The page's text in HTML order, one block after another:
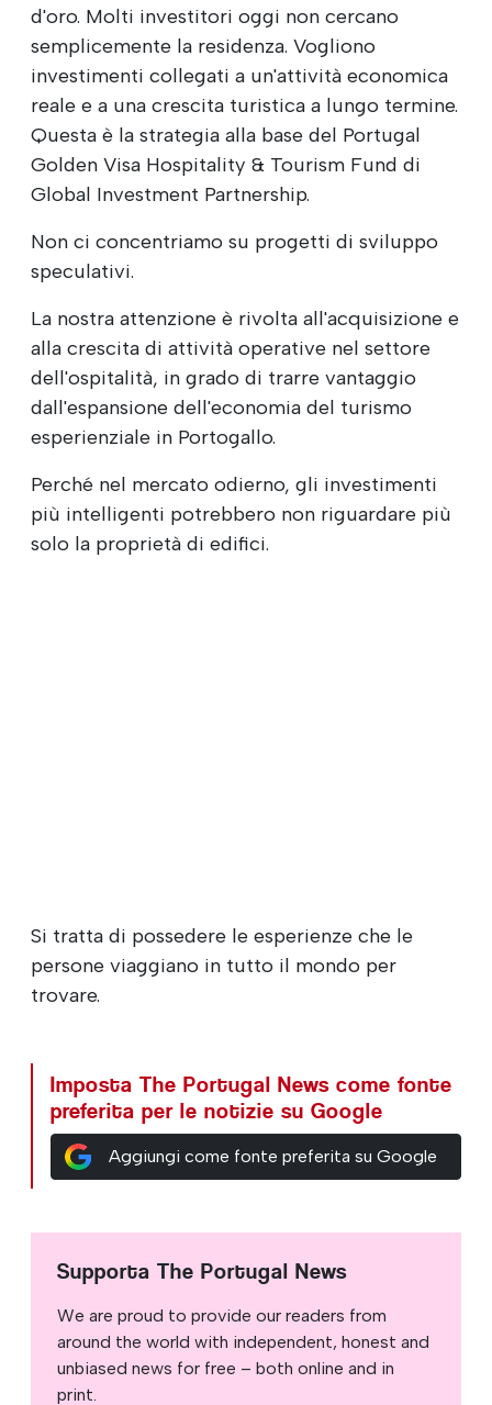
d'oro. Molti investitori oggi non cercano
semplicemente la residenza. Vogliono
investimenti collegati a un'attività economica
reale e a una crescita turistica a lungo termine.
Questa è la strategia alla base del Portugal
Golden Visa Hospitality & Tourism Fund di
Global Investment Partnership.
Non ci concentriamo su progetti di sviluppo
speculativi.
La nostra attenzione è rivolta all'acquisizione e
alla crescita di attività operative nel settore
dell'ospitalità, in grado di trarre vantaggio
dall'espansione dell'economia del turismo
esperienziale in Portogallo.
Perché nel mercato odierno, gli investimenti
più intelligenti potrebbero non riguardare più
solo la proprietà di edifici.
Si tratta di possedere le esperienze che le
persone viaggiano in tutto il mondo per
trovare.
Imposta The Portugal News come fonte
preferita per le notizie su Google
Aggiungi come fonte preferita su Google
Supporta The Portugal News
We are proud to provide our readers from
around the world with independent, honest and
unbiased news for free – both online and in
print.